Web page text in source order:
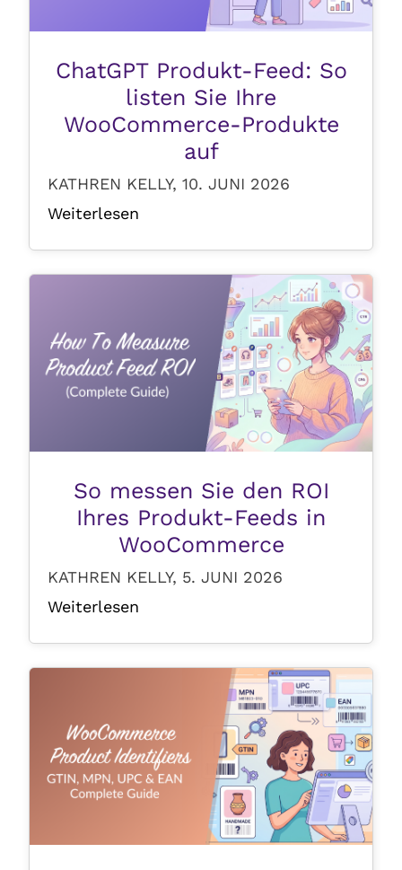
ChatGPT Produkt-Feed: So
listen Sie Ihre
WooCommerce-Produkte
auf
KATHREN KELLY, 10. JUNI 2026
Weiterlesen
So messen Sie den ROI
Ihres Produkt-Feeds in
WooCommerce
KATHREN KELLY, 5. JUNI 2026
Weiterlesen